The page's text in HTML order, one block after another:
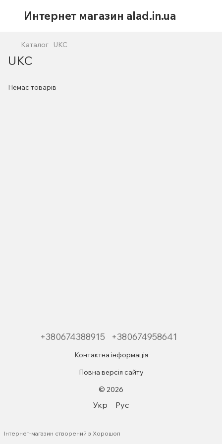
Интернет магазин alad.in.ua
Каталог UKC
UKC
Немає товарів
+380674388915 +380674958641
Контактна інформація
Повна версія сайту
© 2026
Укр Рус
Інтернет-магазин створений з Хорошоп